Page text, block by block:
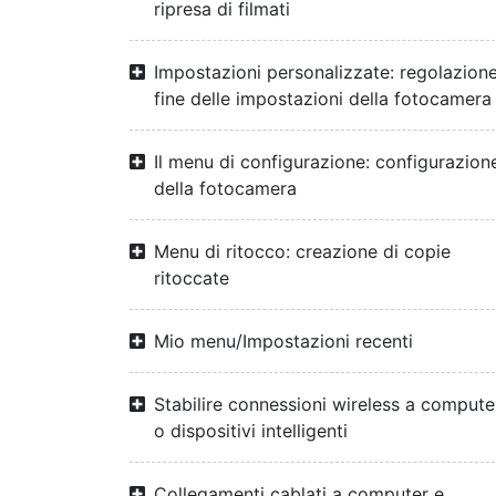
ripresa di filmati
Impostazioni personalizzate:
fine delle impostazioni della fotocamera
Il menu di configurazione:
della fotocamera
Menu di ritocco: creazione di copie
ritoccate
Mio menu/Impostazioni recenti
Stabilire connessioni wireless a
o dispositivi intelligenti